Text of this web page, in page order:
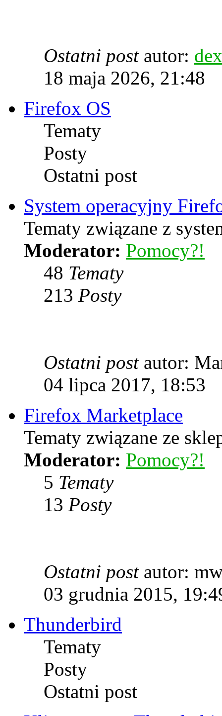
Ostatni postautor:
18 maja 2026, 21:48
Firefox OS
Tematy
Posty
Ostatni post
System operacyjny
Tematy związane z
Moderator: Pomocy?!
48 Tematy
213 Posty
Ostatni postautor:
04 lipca 2017, 18:53
Firefox Marketplace
Tematy związane ze
Moderator: Pomocy?!
5 Tematy
13 Posty
Ostatni postautor:
03 grudnia 2015,
Thunderbird
Tematy
Posty
Ostatni post